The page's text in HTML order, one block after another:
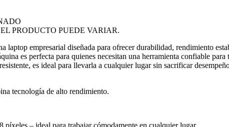
PRODUCTO PUEDE VARIAR.
laptop empresarial diseñada para ofrecer durabilidad, rendimiento
es perfecta para quienes necesitan una herramienta confiable
es ideal para llevarla a cualquier lugar sin sacrificar
tecnología de alto rendimiento.
píxeles – ideal para trabajar cómodamente en cualquier lugar